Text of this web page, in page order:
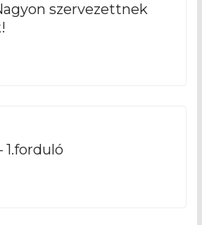
szervezettnek
1.forduló